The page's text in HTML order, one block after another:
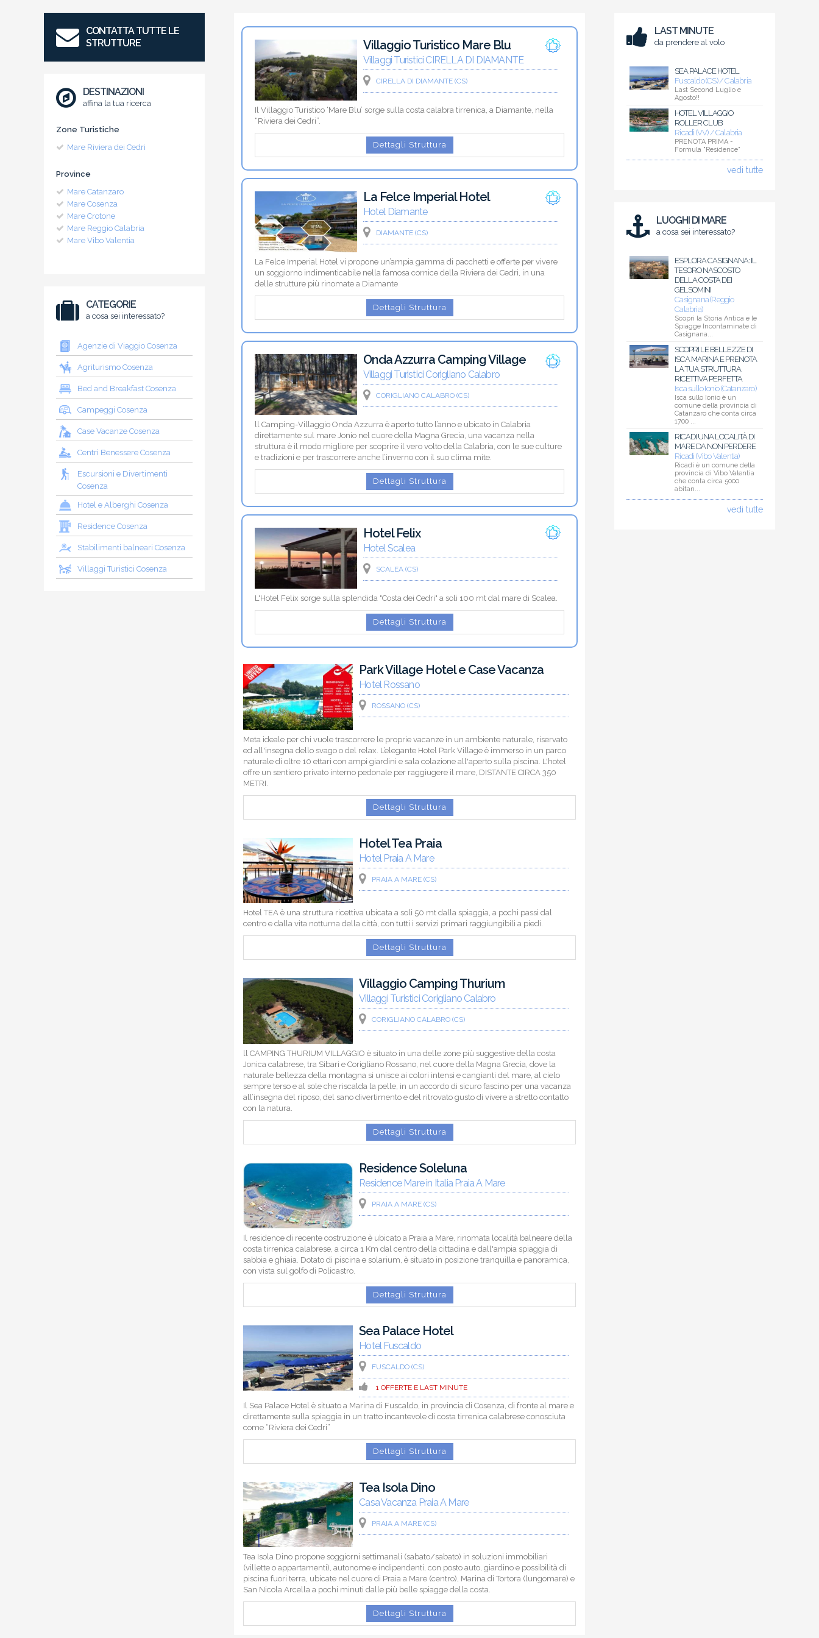
CONTATTA TUTTE LE
STRUTTURE
DESTINAZIONI
affina la tua ricerca
Zone Turistiche
Mare Riviera dei Cedri
Province
Mare Catanzaro
Mare Cosenza
Mare Crotone
Mare Reggio Calabria
Mare Vibo Valentia
CATEGORIE
a cosa sei interessato?
Agenzie di Viaggio Cosenza
Agriturismo Cosenza
Bed and Breakfast Cosenza
Campeggi Cosenza
Case Vacanze Cosenza
Centri Benessere Cosenza
Escursioni e Divertimenti
Cosenza
Hotel e Alberghi Cosenza
Residence Cosenza
Stabilimenti balneari Cosenza
Villaggi Turistici Cosenza
Villaggio Turistico Mare Blu
Villaggi Turistici CIRELLA DI DIAMANTE
CIRELLA DI DIAMANTE (CS)
Il Villaggio Turistico ‘Mare Blu’ sorge sulla costa calabra tirrenica, a Diamante, nella
“Riviera dei Cedri”.
Dettagli Struttura
La Felce Imperial Hotel
Hotel Diamante
DIAMANTE (CS)
La Felce Imperial Hotel vi propone un’ampia gamma di pacchetti e offerte per vivere
un soggiorno indimenticabile nella famosa cornice della Riviera dei Cedri, in una
delle strutture più rinomate a Diamante
Dettagli Struttura
Onda Azzurra Camping Village
Villaggi Turistici Corigliano Calabro
CORIGLIANO CALABRO (CS)
ll Camping-Villaggio Onda Azzurra è aperto tutto l’anno e ubicato in Calabria
direttamente sul mare Jonio nel cuore della Magna Grecia, una vacanza nella
struttura è il modo migliore per scoprire il vero volto della Calabria, con le sue culture
e tradizioni e per trascorrere anche l’inverno con il suo clima mite.
Dettagli Struttura
Hotel Felix
Hotel Scalea
SCALEA (CS)
L'Hotel Felix sorge sulla splendida "Costa dei Cedri" a soli 100 mt dal mare di Scalea.
Dettagli Struttura
Park Village Hotel e Case Vacanza
Hotel Rossano
ROSSANO (CS)
Meta ideale per chi vuole trascorrere le proprie vacanze in un ambiente naturale, riservato
ed all'insegna dello svago o del relax. L’elegante Hotel Park Village è immerso in un parco
naturale di oltre 10 ettari con ampi giardini e sala colazione all'aperto sulla piscina. L'hotel
offre un sentiero privato interno pedonale per raggiugere il mare, DISTANTE CIRCA 350
METRI.
Dettagli Struttura
Hotel Tea Praia
Hotel Praia A Mare
PRAIA A MARE (CS)
Hotel TEA è una struttura ricettiva ubicata a soli 50 mt dalla spiaggia, a pochi passi dal
centro e dalla vita notturna della città, con tutti i servizi primari raggiungibili a piedi.
Dettagli Struttura
Villaggio Camping Thurium
Villaggi Turistici Corigliano Calabro
CORIGLIANO CALABRO (CS)
ll CAMPING THURIUM VILLAGGIO è situato in una delle zone più suggestive della costa
Jonica calabrese, tra Sibari e Corigliano Rossano, nel cuore della Magna Grecia, dove la
naturale bellezza della montagna si unisce ai colori intensi e cangianti del mare, al cielo
sempre terso e al sole che riscalda la pelle, in un accordo di sicuro fascino per una vacanza
all’insegna del riposo, del sano divertimento e del ritrovato gusto di vivere a stretto contatto
con la natura.
Dettagli Struttura
Residence Soleluna
Residence Mare in Italia Praia A Mare
PRAIA A MARE (CS)
Il residence di recente costruzione è ubicato a Praia a Mare, rinomata località balneare della
costa tirrenica calabrese, a circa 1 Km dal centro della cittadina e dall'ampia spiaggia di
sabbia e ghiaia. Dotato di piscina e solarium, è situato in posizione tranquilla e panoramica,
con vista sul golfo di Policastro.
Dettagli Struttura
Sea Palace Hotel
Hotel Fuscaldo
FUSCALDO (CS)
1 OFFERTE E LAST MINUTE
Il Sea Palace Hotel è situato a Marina di Fuscaldo, in provincia di Cosenza, di fronte al mare e
direttamente sulla spiaggia in un tratto incantevole di costa tirrenica calabrese conosciuta
come “Riviera dei Cedri”
Dettagli Struttura
Tea Isola Dino
Casa Vacanza Praia A Mare
PRAIA A MARE (CS)
Tea Isola Dino propone soggiorni settimanali (sabato/sabato) in soluzioni immobiliari
(villette o appartamenti), autonome e indipendenti, con posto auto, giardino e possibilità di
piscina fuori terra, ubicate nel cuore di Praia a Mare (centro), Marina di Tortora (lungomare) e
San Nicola Arcella a pochi minuti dalle più belle spiagge della costa.
Dettagli Struttura
LAST MINUTE
da prendere al volo
SEA PALACE HOTEL
Fuscaldo (CS) / Calabria
Last Second Luglio e
Agosto!!
HOTEL VILLAGGIO
ROLLER CLUB
Ricadi (VV) / Calabria
PRENOTA PRIMA -
Formula "Residence"
vedi tutte
LUOGHI DI MARE
a cosa sei interessato?
ESPLORA CASIGNANA: IL
TESORO NASCOSTO
DELLA COSTA DEI
GELSOMINI
Casignana (Reggio
Calabria)
Scopri la Storia Antica e le
Spiagge Incontaminate di
Casignana...
SCOPRI LE BELLEZZE DI
ISCA MARINA E PRENOTA
LA TUA STRUTTURA
RICETTIVA PERFETTA
Isca sullo Ionio (Catanzaro)
Isca sullo Ionio è un
comune della provincia di
Catanzaro che conta circa
1700 ...
RICADI UNA LOCALITÀ DI
MARE DA NON PERDERE
Ricadi (Vibo Valentia)
Ricadi è un comune della
provincia di Vibo Valentia
che conta circa 5000
abitan...
vedi tutte